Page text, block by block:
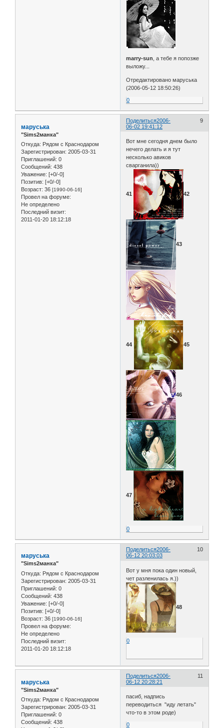
marry-sun , а тебе я попозже
выложу...
Отредактировано маруська
(2006-05-12 18:50:26)
0
Поделиться 9
2006-
06-02 19:41:12
маруська
"Sims2манка"
Откуда: Рядом с Краснодаром
Зарегистрирован: 2005-03-31
Приглашений: 0
Сообщений: 438
Уважение: [+0/-0]
Позитив: [+0/-0]
Возраст: 36 [1990-06-16]
Провел на форуме:
Не определено
Последний визит:
2011-01-20 18:12:18
Вот мне сегодня днем было
нечего делать и я тут
несколько авиков
сварганила))
41 42
43
44 45
46
47
0
Поделиться 10
2006-
06-12 20:03:03
маруська
"Sims2манка"
Откуда: Рядом с Краснодаром
Зарегистрирован: 2005-03-31
Приглашений: 0
Сообщений: 438
Уважение: [+0/-0]
Позитив: [+0/-0]
Возраст: 36 [1990-06-16]
Провел на форуме:
Не определено
Последний визит:
2011-01-20 18:12:18
Вот у мня пока один новый,
чет разленилась я.))
48
0
Поделиться 11
2006-
06-12 20:28:21
маруська
"Sims2манка"
Откуда: Рядом с Краснодаром
Зарегистрирован: 2005-03-31
Приглашений: 0
Сообщений: 438
пасиб, надпись
переводиться "иду летать"
что-то в этом роде)
0